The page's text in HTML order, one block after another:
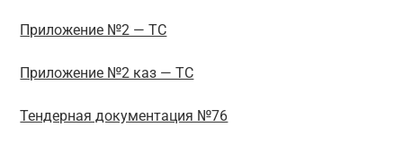
Приложение №2 — ТС
Приложение №2 каз — ТС
Тендерная документация №76